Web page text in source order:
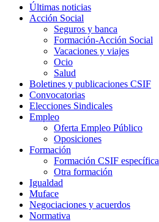
Últimas noticias
Acción Social
Seguros y banca
Formación-Acción Social
Vacaciones y viajes
Ocio
Salud
Boletines y publicaciones CSIF
Convocatorias
Elecciones Sindicales
Empleo
Oferta Empleo Público
Oposiciones
Formación
Formación CSIF específica
Otra formación
Igualdad
Muface
Negociaciones y acuerdos
Normativa